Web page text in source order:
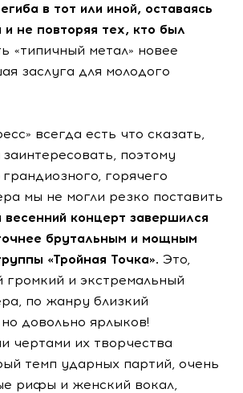
в тот или иной, оставаясь
не повторяя тех, кто был
«типичный метал» новее
заслуга для молодого
всегда есть что сказать,
поэтому
горячего
мы не могли резко поставить
концерт завершился
брутальным и мощным
«Тройная Точка». Это,
громкий и экстремальный
по жанру близкий
но довольно ярлыков!
чертами их творчества
темп ударных партий, очень
рифы и женский вокал,